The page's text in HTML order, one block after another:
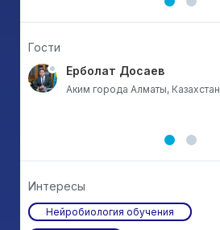
Гости
Ерболат Досаев
Аким города Алматы, Казахстан
Интересы
Нейробиология обучения